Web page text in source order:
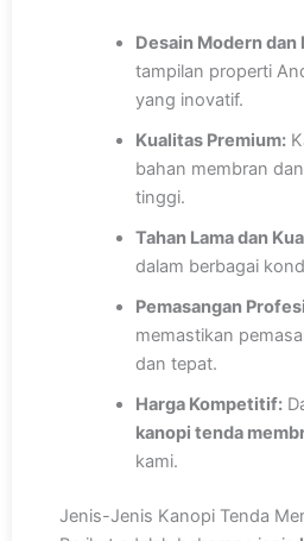
Desain Modern dan
tampilan properti
yang inovatif.
Kualitas Premium:
bahan membran
tinggi.
Tahan Lama dan
dalam berbagai
Pemasangan
memastikan
dan tepat.
Harga Kompetitif:
kanopi tenda
kami.
Jenis-Jenis Kanopi Tenda